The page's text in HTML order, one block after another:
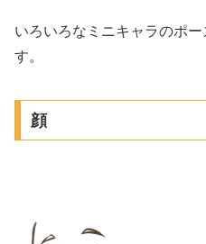
いろいろなミニキャラのポ
す。
顔